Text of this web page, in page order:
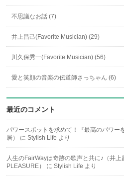
不思議なお話 (7)
井上昌己(Favorite Musician) (29)
川久保秀一(Favorite Musician) (56)
愛と笑顔の音楽の伝道師さっちゃん (6)
最近のコメント
パワースポットを求めて！『最高のパワー
居）
にStylish Life より
人生のFairWayは奇跡の歌声と共に♪（井
PLEASURE）
にStylish Life より